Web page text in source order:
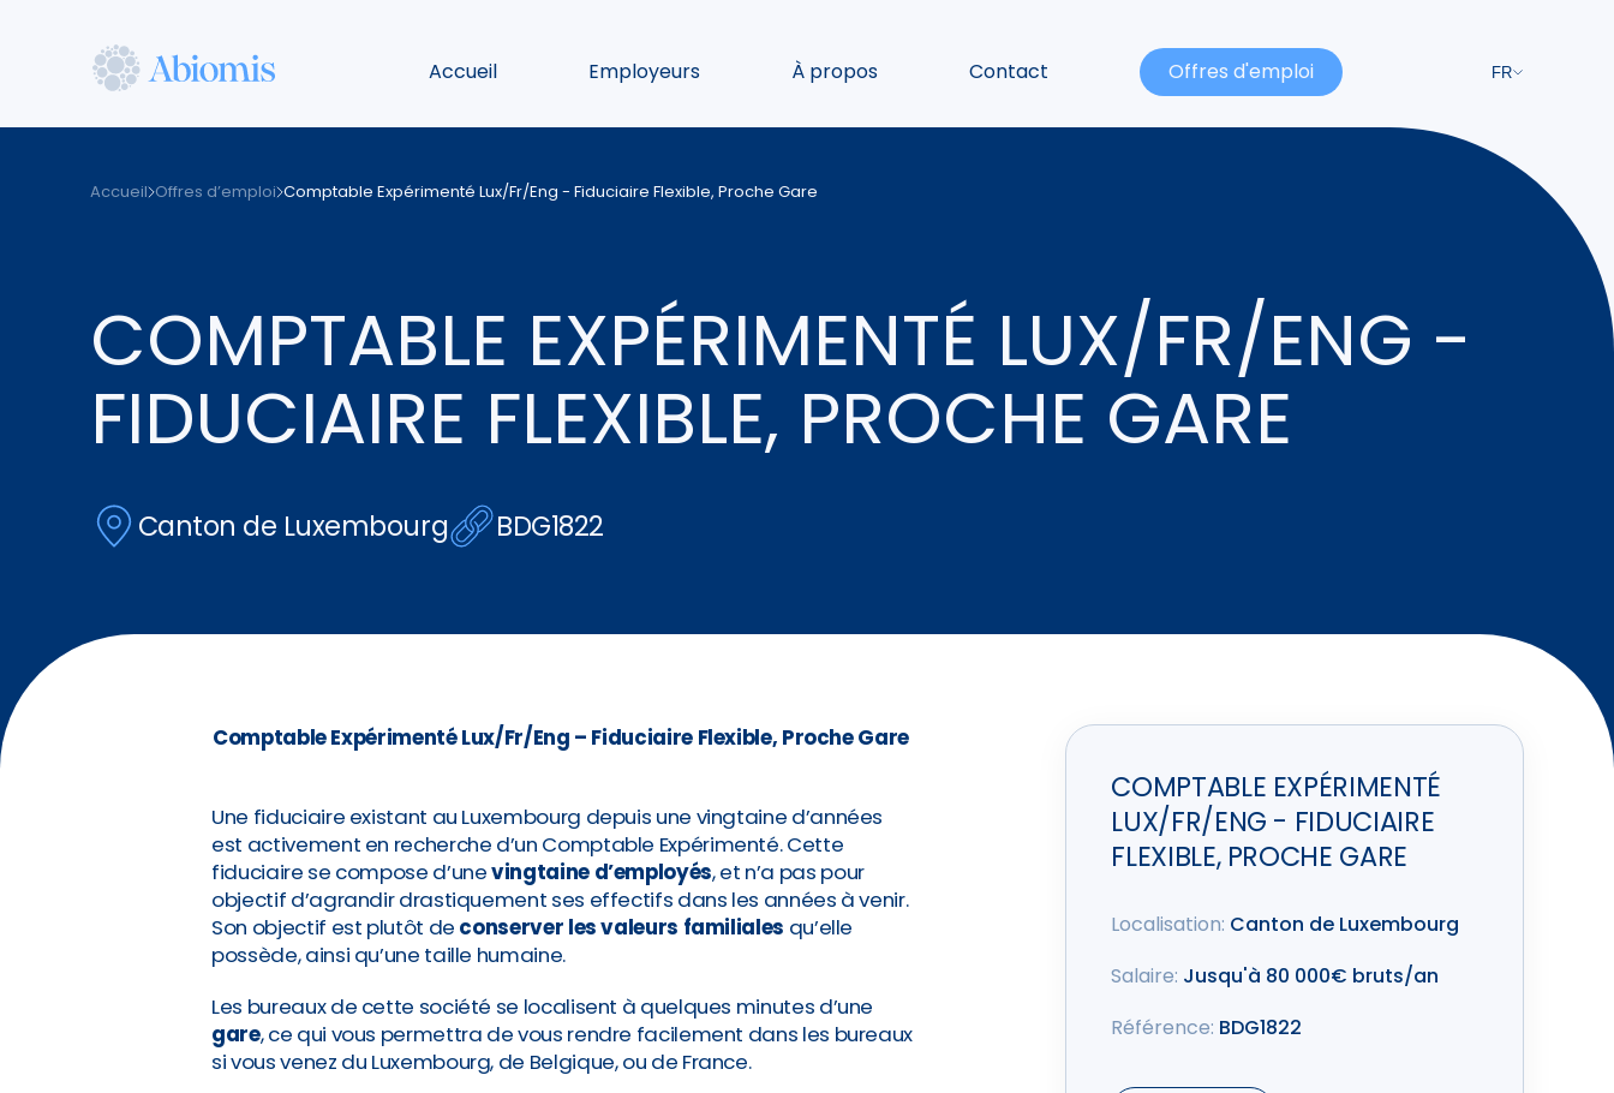
Accueil Employeurs À propos Contact Offres d'emploi FR
Accueil Offres d’emploi Comptable Expérimenté Lux/Fr/Eng - Fiduciaire Flexible, Proche Gare
COMPTABLE EXPÉRIMENTÉ LUX/FR/ENG -
FIDUCIAIRE FLEXIBLE, PROCHE GARE
Canton de Luxembourg BDG1822
Comptable Expérimenté Lux/Fr/Eng – Fiduciaire Flexible, Proche Gare
Une fiduciaire existant au Luxembourg depuis une vingtaine d’années
est activement en recherche d’un Comptable Expérimenté. Cette
fiduciaire se compose d’unevingtaine d’employés, et n’a pas pour
objectif d’agrandir drastiquement ses effectifs dans les années à venir.
Son objectif est plutôt de conserver les valeurs familiales qu’elle
possède, ainsi qu’une taille humaine.
Les bureaux de cette société se localisent à quelques minutes d’une
gare, ce qui vous permettra de vous rendre facilement dans les bureaux
si vous venez du Luxembourg, de Belgique, ou de France.
COMPTABLE EXPÉRIMENTÉ
LUX/FR/ENG - FIDUCIAIRE
FLEXIBLE, PROCHE GARE
Localisation: Canton de Luxembourg
Salaire: Jusqu'à 80 000€ bruts/an
Référence: BDG1822